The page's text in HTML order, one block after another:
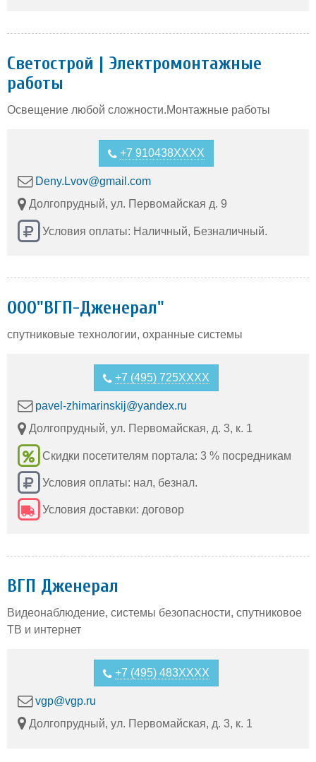
Светострой | Электромонтажные
работы
Освещение любой сложности.Монтажные работы
+7 910438XXXX
Deny.Lvov@gmail.com
Долгопрудный, ул. Первомайская д. 9
Условия оплаты: Наличный, Безналичный.
ООО"ВГП-Дженерал"
спутниковые технологии, охранные системы
+7 (495) 725XXXX
pavel-zhimarinskij@yandex.ru
Долгопрудный, ул. Первомайская, д. 3, к. 1
Скидки посетителям портала: 3 % посредникам
Условия оплаты: нал, безнал.
Условия доставки: договор
ВГП Дженерал
Видеонаблюдение, системы безопасности, спутниковое
ТВ и интернет
+7 (495) 483XXXX
vgp@vgp.ru
Долгопрудный, ул. Первомайская, д. 3, к. 1